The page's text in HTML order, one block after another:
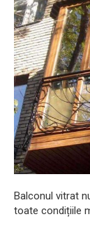
Balconul vitrat
toate condițiile